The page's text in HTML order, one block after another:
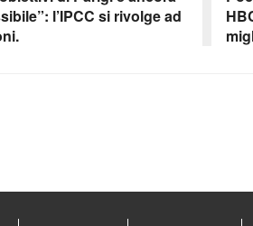
l’IPCC si rivolge ad